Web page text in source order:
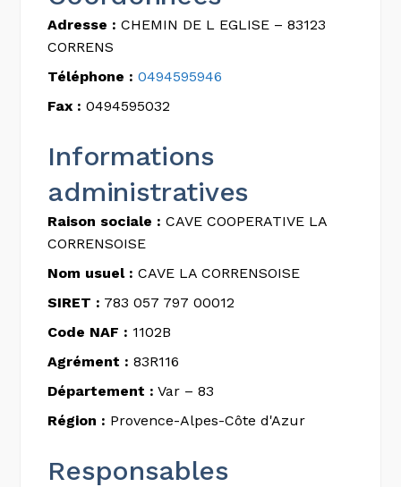
Adresse : CHEMIN DE L EGLISE – 83123
CORRENS
Téléphone : 0494595946
Fax : 0494595032
Informations
administratives
Raison sociale : CAVE COOPERATIVE LA
CORRENSOISE
Nom usuel : CAVE LA CORRENSOISE
SIRET : 783 057 797 00012
Code NAF : 1102B
Agrément : 83R116
Département : Var – 83
Région : Provence-Alpes-Côte d'Azur
Responsables